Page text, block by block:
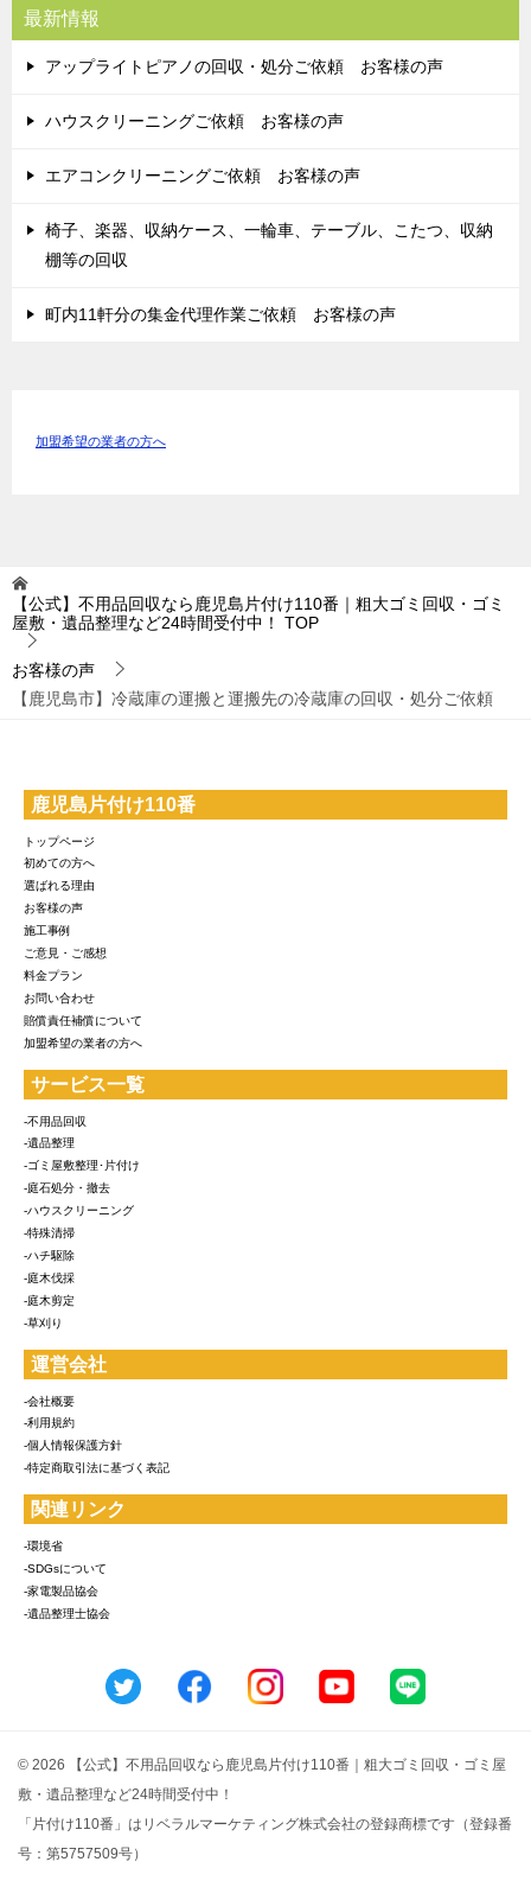
最新情報
アップライトピアノの回収・処分ご依頼 お客様の声
ハウスクリーニングご依頼 お客様の声
エアコンクリーニングご依頼 お客様の声
椅子、楽器、収納ケース、一輪車、テーブル、こたつ、収納
棚等の回収
町内11軒分の集金代理作業ご依頼 お客様の声
加盟希望の業者の方へ
【公式】不用品回収なら鹿児島片付け110番｜粗大ゴミ回収・ゴミ
屋敷・遺品整理など24時間受付中！
TOP
お客様の声
【鹿児島市】冷蔵庫の運搬と運搬先の冷蔵庫の回収・処分ご依頼
鹿児島片付け110番
トップページ
初めての方へ
選ばれる理由
お客様の声
施工事例
ご意見・ご感想
料金プラン
お問い合わせ
賠償責任補償について
加盟希望の業者の方へ
サービス一覧
-不用品回収
-遺品整理
-ゴミ屋敷整理･片付け
-庭石処分・撤去
-ハウスクリーニング
-特殊清掃
-ハチ駆除
-庭木伐採
-庭木剪定
-草刈り
運営会社
-会社概要
-利用規約
-個人情報保護方針
-特定商取引法に基づく表記
関連リンク
-環境省
-SDGsについて
-家電製品協会
-遺品整理士協会
© 2026 【公式】不用品回収なら鹿児島片付け110番｜粗大ゴミ回収・ゴミ屋
敷・遺品整理など24時間受付中！
「片付け110番」はリベラルマーケティング株式会社の登録商標です（登録番
号：第5757509号）